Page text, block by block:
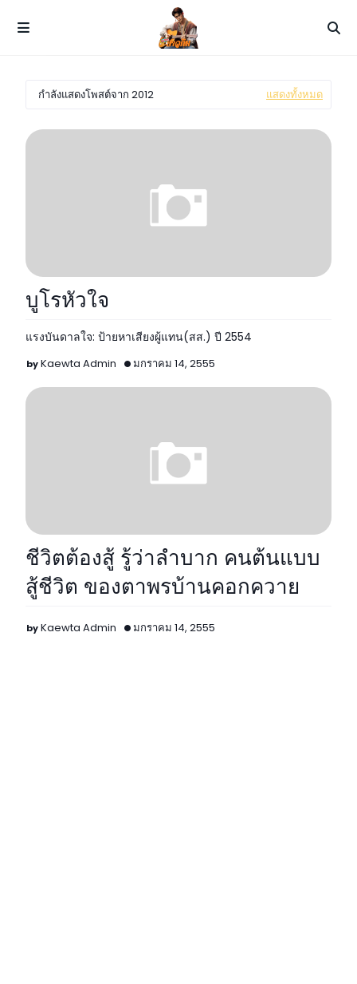
กำลังแสดงโพสต์จาก 2012 แสดงทั้งหมด
บูโรหัวใจ
แรงบันดาลใจ: ป้ายหาเสียงผู้แทน(สส.) ปี 2554
Kaewta Admin มกราคม 14, 2555
ชีวิตต้องสู้ รู้ว่าลำบาก คนต้นแบบ
สู้ชีวิต ของตาพรบ้านคอกควาย
Kaewta Admin มกราคม 14, 2555